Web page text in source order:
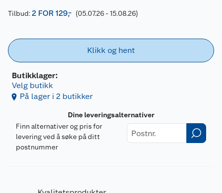
Tilbud:2 FOR 129,- (05.07.26 - 15.08.26)
Klikk og hent
Butikklager:
Velg butikk
På lager i 2 butikker
Dine leveringsalternativer
Finn alternativer og pris for
levering ved å søke på ditt
postnummer